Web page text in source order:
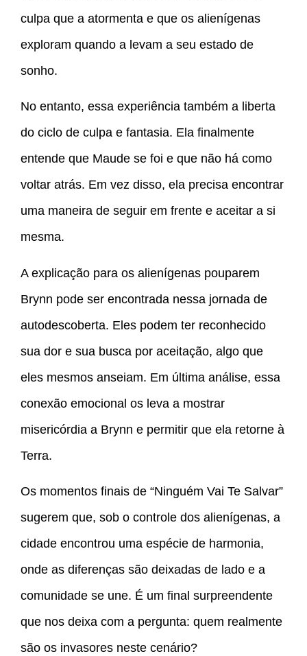
culpa que a atormenta e que os alienígenas
exploram quando a levam a seu estado de
sonho.
No entanto, essa experiência também a liberta
do ciclo de culpa e fantasia. Ela finalmente
entende que Maude se foi e que não há como
voltar atrás. Em vez disso, ela precisa encontrar
uma maneira de seguir em frente e aceitar a si
mesma.
A explicação para os alienígenas pouparem
Brynn pode ser encontrada nessa jornada de
autodescoberta. Eles podem ter reconhecido
sua dor e sua busca por aceitação, algo que
eles mesmos anseiam. Em última análise, essa
conexão emocional os leva a mostrar
misericórdia a Brynn e permitir que ela retorne à
Terra.
Os momentos finais de “Ninguém Vai Te Salvar”
sugerem que, sob o controle dos alienígenas, a
cidade encontrou uma espécie de harmonia,
onde as diferenças são deixadas de lado e a
comunidade se une. É um final surpreendente
que nos deixa com a pergunta: quem realmente
são os invasores neste cenário?